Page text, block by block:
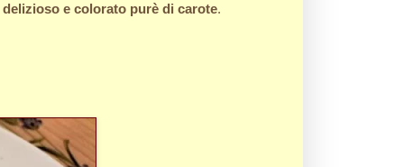
delizioso e colorato purè di carote.